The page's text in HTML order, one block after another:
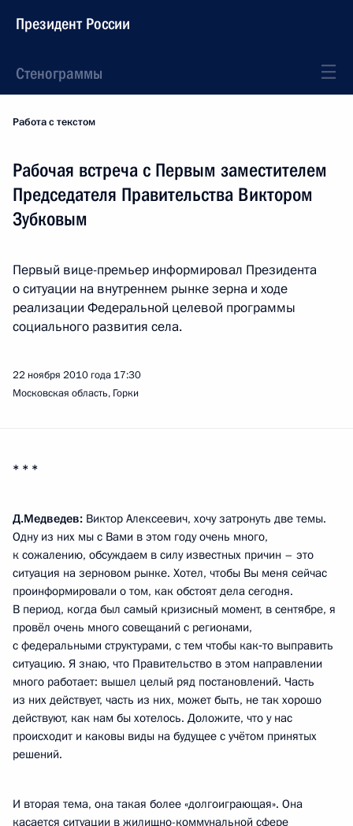
Президент России
Стенограммы
Работа с текстом
Рабочая встреча с Первым заместителем
Председателя Правительства Виктором
Зубковым
Первый вице-премьер информировал Президента
о ситуации на внутреннем рынке зерна и ходе
реализации Федеральной целевой программы
социального развития села.
22 ноября 2010 года 17:30
Московская область, Горки
* * *
Д.Медведев: Виктор Алексеевич, хочу затронуть две темы.
Одну из них мы с Вами в этом году очень много,
к сожалению, обсуждаем в силу известных причин – это
ситуация на зерновом рынке. Хотел, чтобы Вы меня сейчас
проинформировали о том, как обстоят дела сегодня.
В период, когда был самый кризисный момент, в сентябре, я
провёл очень много совещаний с регионами,
с федеральными структурами, с тем чтобы как‑то выправить
ситуацию. Я знаю, что Правительство в этом направлении
много работает: вышел целый ряд постановлений. Часть
из них действует, часть из них, может быть, не так хорошо
действуют, как нам бы хотелось. Доложите, что у нас
происходит и каковы виды на будущее с учётом принятых
решений.
И вторая тема, она такая более «долгоиграющая». Она
касается ситуации в жилищно-коммунальной сфере